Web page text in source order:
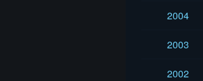
2004
2003
2002